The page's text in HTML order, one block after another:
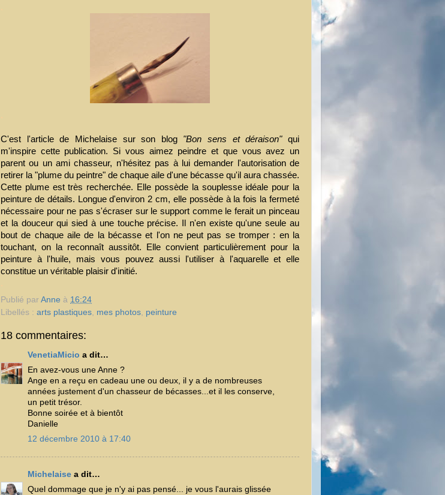
C'est l'article de Michelaise sur son blog "Bon sens et déraison"qui
m'inspire cette publication. Si vous aimez peindre et que vous avez un
parent ou un ami chasseur, n'hésitez pas à lui demander l'autorisation de
retirer la "plume du peintre" de chaque aile d'une bécasse qu'il aura chassée.
Cette plume est très recherchée. Elle possède la souplesse idéale pour la
peinture de détails. Longue d'environ 2 cm, elle possède à la fois la fermeté
nécessaire pour ne pas s'écraser sur le support comme le ferait un pinceau
et la douceur qui sied à une touche précise. Il n'en existe qu'une seule au
bout de chaque aile de la bécasse et l'on ne peut pas se tromper : en la
touchant, on la reconnaît aussitôt. Elle convient particulièrement pour la
peinture à l'huile, mais vous pouvez aussi l'utiliser à l'aquarelle et elle
constitue un véritable plaisir d'initié.
Publié par Anne à 16:24
Libellés : arts plastiques mes photos peinture
18 commentaires:
VenetiaMicio a dit…
En avez-vous une Anne ?
Ange en a reçu en cadeau une ou deux, il y a de nombreuses
années justement d'un chasseur de bécasses...et il les conserve,
un petit trésor.
Bonne soirée et à bientôt
Danielle
12 décembre 2010 à 17:40
Michelaise a dit…
Quel dommage que je n'y ai pas pensé... je vous l'aurais glissée